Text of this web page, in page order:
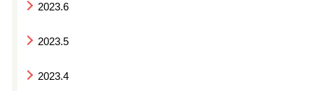
2023.6
2023.5
2023.4